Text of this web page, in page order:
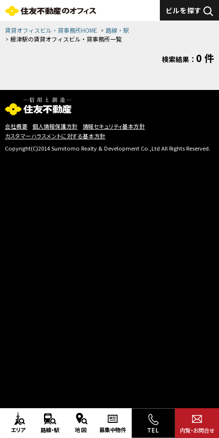
ビルを探す
賃貸オフィスビル・貸事務所HOME
路線・駅
根津駅の賃貸オフィスビル・貸事務所一覧
検索結果： 0 件
エリア 路線・駅 地図 募集中物件 内覧・お問合せ
会社概要 個人情報保護方針
情報セキュリティ基本方針
カスタマーハラスメントに対する基本方針
Copyright(C)2014 Sumitomo Realty & Development Co.,Ltd All Rights Reserved.